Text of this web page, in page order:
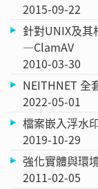
2015-09-22
針對UNIX及
—ClamAV
2010-03-30
NEITHNET
2022-05-01
檔案嵌入浮水
2019-10-29
強化實體與環
2011-02-05